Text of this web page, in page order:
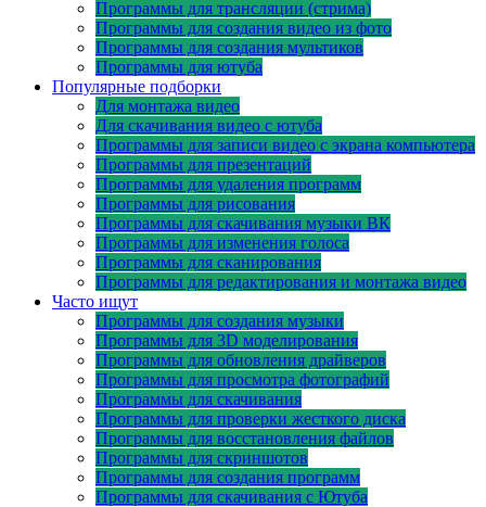
Программы для трансляции (стрима)
Программы для создания видео из фото
Программы для создания мультиков
Программы для ютуба
Популярные подборки
Для монтажа видео
Для скачивания видео с ютуба
Программы для записи видео с экрана компьютера
Программы для презентаций
Программы для удаления программ
Программы для рисования
Программы для скачивания музыки ВК
Программы для изменения голоса
Программы для сканирования
Программы для редактирования и монтажа видео
Часто ищут
Программы для создания музыки
Программы для 3D моделирования
Программы для обновления драйверов
Программы для просмотра фотографий
Программы для скачивания
Программы для проверки жесткого диска
Программы для восстановления файлов
Программы для скриншотов
Программы для создания программ
Программы для скачивания с Ютуба